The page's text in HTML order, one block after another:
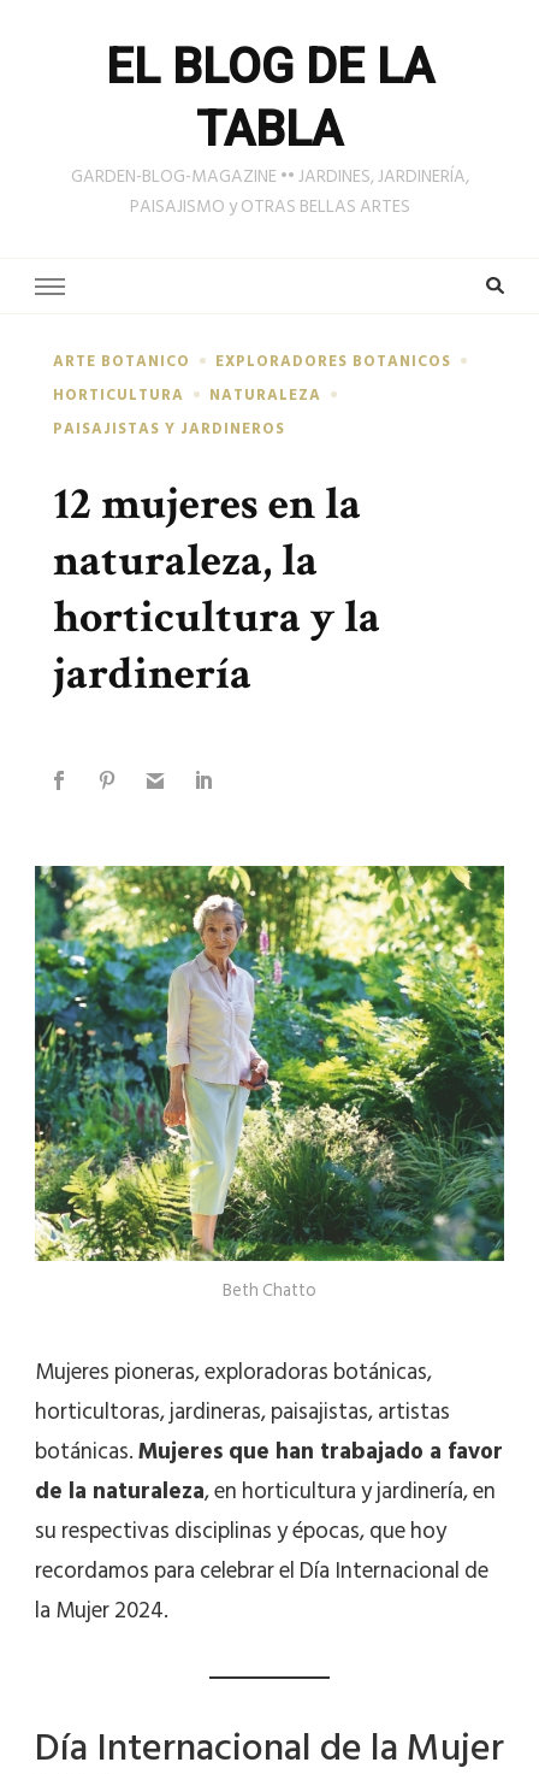
EL BLOG DE LA
TABLA
GARDEN-BLOG-MAGAZINE •• JARDINES, JARDINERÍA,
PAISAJISMO y OTRAS BELLAS ARTES
ARTE BOTANICO
EXPLORADORES BOTANICOS
HORTICULTURA
NATURALEZA
PAISAJISTAS Y JARDINEROS
12 mujeres en la
naturaleza, la
horticultura y la
jardinería
Beth Chatto
Mujeres pioneras, exploradoras botánicas,
horticultoras, jardineras, paisajistas, artistas
botánicas.Mujeres que han trabajado a favor
de la naturaleza, en horticultura y jardinería, en
su respectivas disciplinas y épocas, que hoy
recordamos para celebrar el Día Internacional de
la Mujer 2024.
Día Internacional de la Mujer